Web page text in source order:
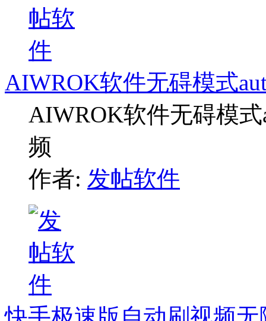
AIWROK软件无碍模式
AIWROK软件无碍模
频
作者: 发帖软件